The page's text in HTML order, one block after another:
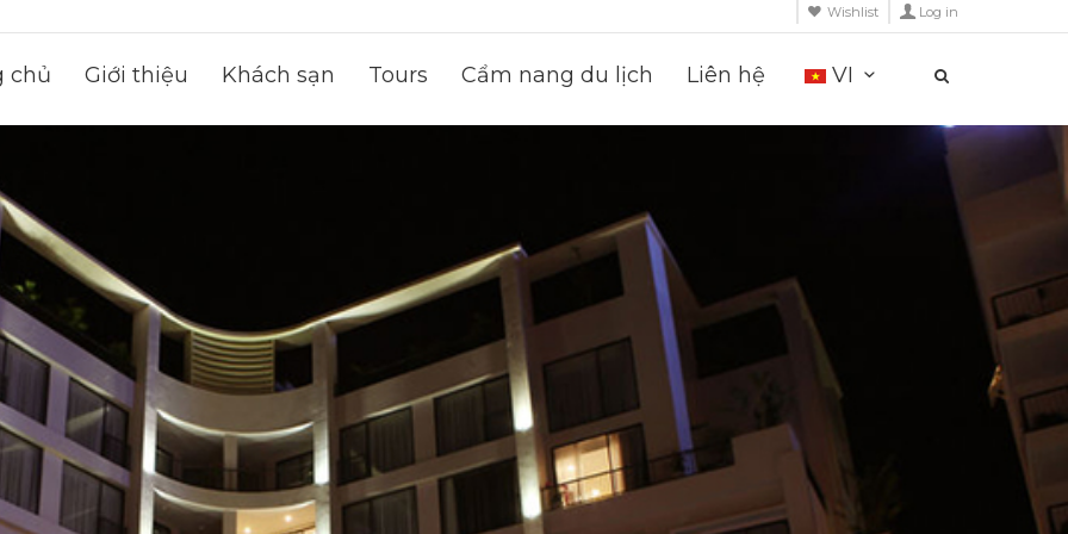
Wishlist Log in
chủ Giới thiệu Khách sạn Tours Cẩm nang du lịch Liên hệ VI